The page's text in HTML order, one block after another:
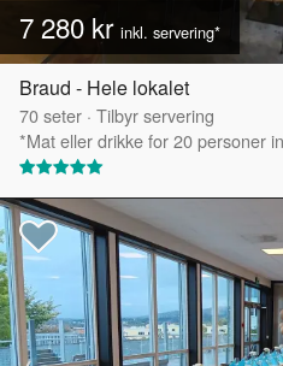
7 280 kr inkl. servering*
Braud - Hele lokalet
70seter · Tilbyr servering
*Mat eller drikke for 20 personer